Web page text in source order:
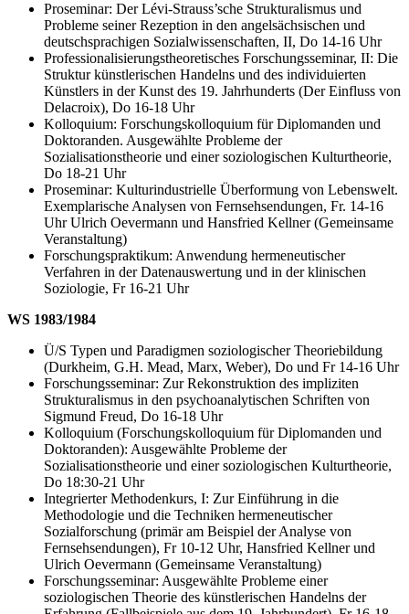
Proseminar: Der Lévi-Strauss’sche Strukturalismus und
Probleme seiner Rezeption in den angelsächsischen und
deutschsprachigen Sozialwissenschaften, II, Do 14-16 Uhr
Professionalisierungstheoretisches Forschungsseminar, II: Die
Struktur künstlerischen Handelns und des individuierten
Künstlers in der Kunst des 19. Jahrhunderts (Der Einfluss von
Delacroix), Do 16-18 Uhr
Kolloquium: Forschungskolloquium für Diplomanden und
Doktoranden. Ausgewählte Probleme der
Sozialisationstheorie und einer soziologischen Kulturtheorie,
Do 18-21 Uhr
Proseminar: Kulturindustrielle Überformung von Lebenswelt.
Exemplarische Analysen von Fernsehsendungen, Fr. 14-16
Uhr Ulrich Oevermann und Hansfried Kellner (Gemeinsame
Veranstaltung)
Forschungspraktikum: Anwendung hermeneutischer
Verfahren in der Datenauswertung und in der klinischen
Soziologie, Fr 16-21 Uhr
WS 1983/1984
Ü/S Typen und Paradigmen soziologischer Theoriebildung
(Durkheim, G.H. Mead, Marx, Weber), Do und Fr 14-16 Uhr
Forschungsseminar: Zur Rekonstruktion des impliziten
Strukturalismus in den psychoanalytischen Schriften von
Sigmund Freud, Do 16-18 Uhr
Kolloquium (Forschungskolloquium für Diplomanden und
Doktoranden): Ausgewählte Probleme der
Sozialisationstheorie und einer soziologischen Kulturtheorie,
Do 18:30-21 Uhr
Integrierter Methodenkurs, I: Zur Einführung in die
Methodologie und die Techniken hermeneutischer
Sozialforschung (primär am Beispiel der Analyse von
Fernsehsendungen), Fr 10-12 Uhr, Hansfried Kellner und
Ulrich Oevermann (Gemeinsame Veranstaltung)
Forschungsseminar: Ausgewählte Probleme einer
soziologischen Theorie des künstlerischen Handelns der